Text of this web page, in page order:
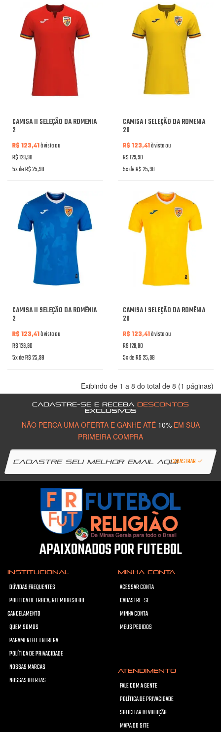
CAMISA II SELEÇÃO DA ROMENIA
2
R$ 123,41à vista ou
R$ 129,90
5x de R$ 25,98
CAMISA I SELEÇÃO DA ROMENIA
20
R$ 123,41à vista ou
R$ 129,90
5x de R$ 25,98
CAMISA II SELEÇÃO DA ROMÊNIA
2
R$ 123,41à vista ou
R$ 129,90
5x de R$ 25,98
CAMISA I SELEÇÃO DA ROMÊNIA
20
R$ 123,41à vista ou
R$ 129,90
5x de R$ 25,98
Exibindo de 1 a 8 do total de 8 (1 páginas)
CADASTRE-SE E RECEBA DESCONTOS
EXCLUSIVOS
NÃO PERCA UMA OFERTA E GANHE ATÉ 10%EM SUA
PRIMEIRA COMPRA
CADASTRAR
APAIXONADOS POR FUTEBOL
INSTITUCIONAL
DÚVIDAS FREQUENTES
POLITICA DE TROCA, REEMBOLSO OU
CANCELAMENTO
QUEM SOMOS
PAGAMENTO E ENTREGA
POLÍTICA DE PRIVACIDADE
NOSSAS MARCAS
NOSSAS OFERTAS
MINHA CONTA
ACESSAR CONTA
CADASTRE-SE
MINHA CONTA
MEUS PEDIDOS
ATENDIMENTO
FALE COM A GENTE
POLÍTICA DE PRIVACIDADE
SOLICITAR DEVOLUÇÃO
MAPA DO SITE